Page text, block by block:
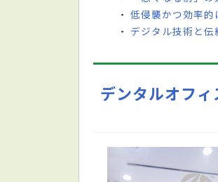
・低侵襲かつ効率
・ デジタル技術と
デンタルオフィ